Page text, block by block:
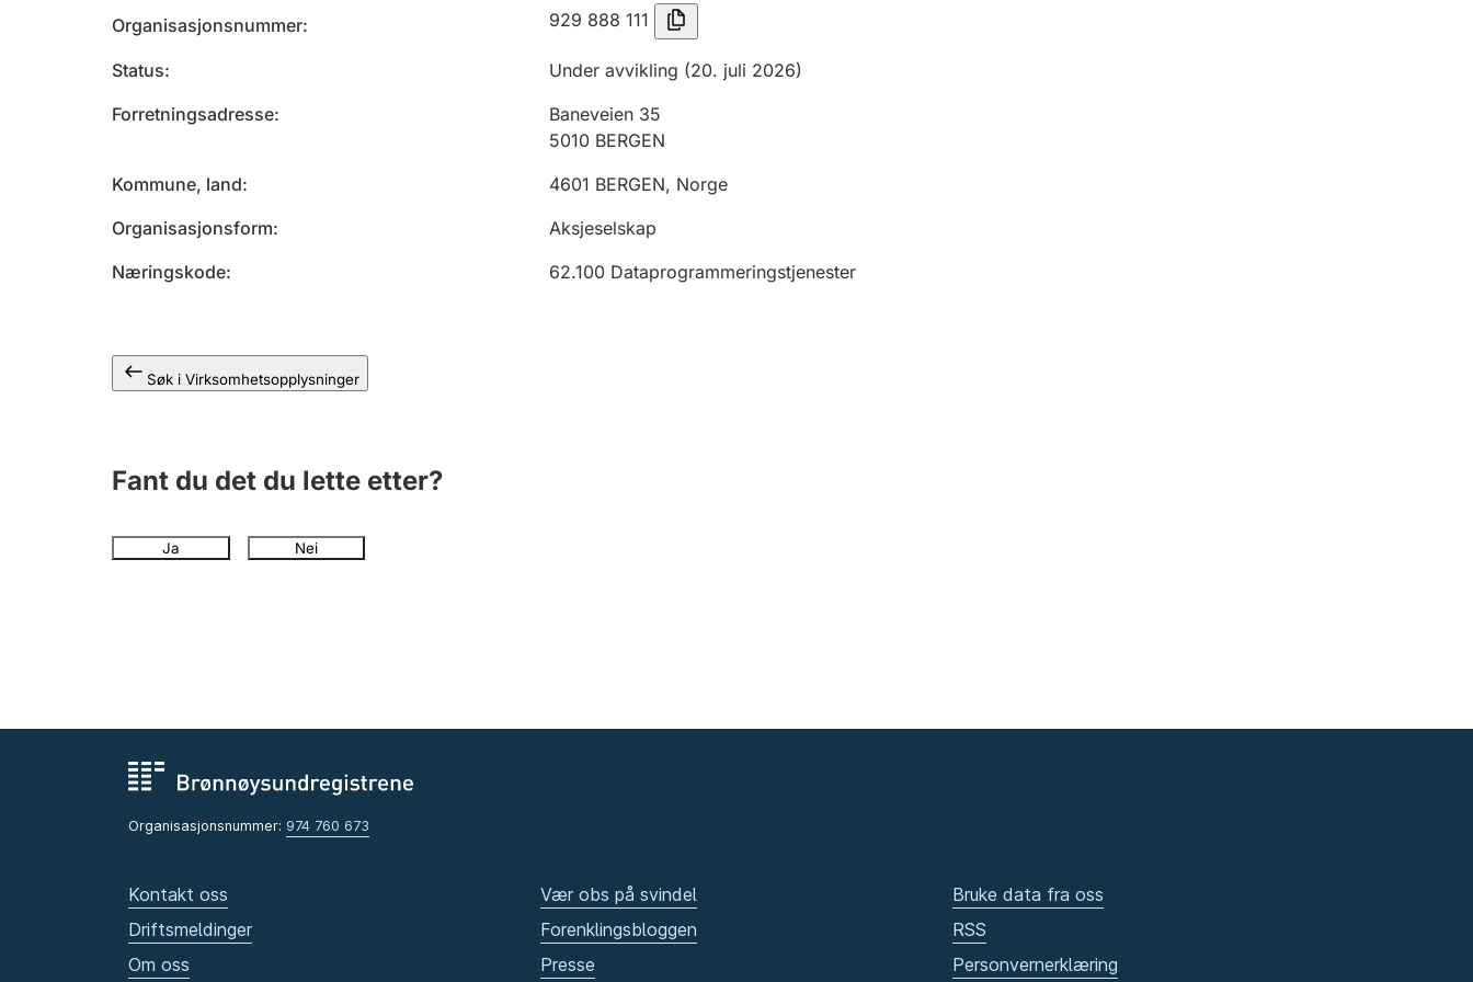
Organisasjonsnummer 929 888 111
Status Under avvikling (20. juli 2026)
Forretningsadresse
Baneveien 35
5010 BERGEN
Kommune, land
4601 BERGEN, Norge
Organisasjonsform
Aksjeselskap
Næringskode
62.100 Dataprogrammeringstjenester
Søk i Virksomhetsopplysninger
Fant du det du lette etter?
Ja Nei
Organisasjonsnummer: 974 760 673
Kontakt oss
Driftsmeldinger
Om oss
Vær obs på svindel
Forenklingsbloggen
Presse
Bruke data fra oss
RSS
Personvernerklæring